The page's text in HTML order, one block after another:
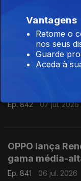
Samsung
8 e Z Flip 8
08 jul. 2026
Ep. 842 07 jul. 2026
OPPO lança
gama média-
Ep. 841 06 jul. 2026
Vantagens
Retome o
nos seus
Guarde
Aceda à